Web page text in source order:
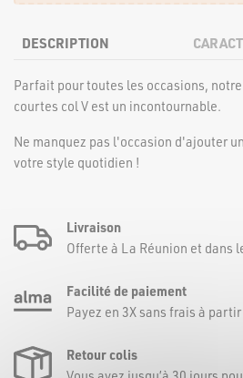
DESCRIPTION
Parfait pour toutes les occasions,
courtes col V est un incontournable.
Ne manquez pas l'occasion d'ajouter
votre style quotidien !
Livraison
Offerte à La Réunion et dans
Facilité de paiement
Payez en 3X sans frais à
Retour colis